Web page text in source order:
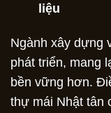
liệu
Ngành xây dựng
phát triển, mang
bền vững hơn.
thự mái Nhật tân